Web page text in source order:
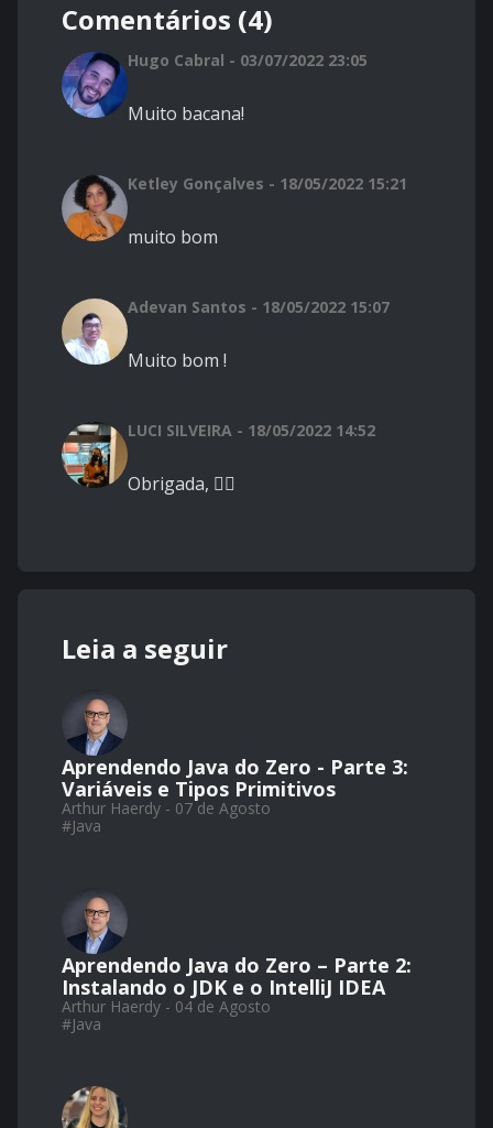
Comentários (4)
Hugo Cabral - 03/07/2022 23:05
Muito bacana!
Ketley Gonçalves - 18/05/2022 15:21
muito bom
Adevan Santos - 18/05/2022 15:07
Muito bom !
LUCI SILVEIRA - 18/05/2022 14:52
Obrigada, 👍🏽
Leia a seguir
Aprendendo Java do Zero - Parte 3:
Variáveis e Tipos Primitivos
Arthur Haerdy - 07 de Agosto
#Java
Aprendendo Java do Zero – Parte 2:
Instalando o JDK e o IntelliJ IDEA
Arthur Haerdy - 04 de Agosto
#Java